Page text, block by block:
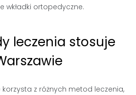
wkładki ortopedyczne.
leczenia stosuje
z różnych metod leczenia,